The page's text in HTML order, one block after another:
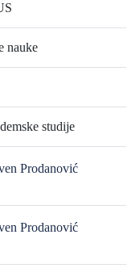
nauke
studije
Prodanović
Prodanović